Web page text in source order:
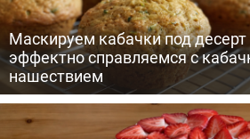
Маскируем кабачки под
эффектно справляемся с
нашествием